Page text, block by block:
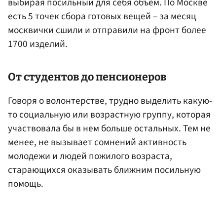
есть 5 точек сбора готовых вещей – за месяц
москвички сшили и отправили на фронт более
1700 изделий.
От студентов до пенсионеров
Говоря о волонтерстве, трудно выделить какую-
то социальную или возрастную группу, которая
участвовала бы в нем больше остальных. Тем не
менее, не вызывает сомнений активность
молодежи и людей пожилого возраста,
старающихся оказывать ближним посильную
помощь.